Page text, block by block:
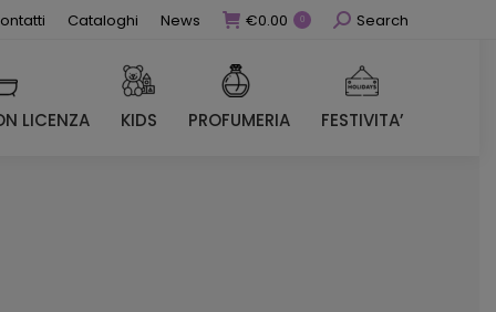
Cataloghi News €0.00 0 CercaSearch
LICENZA KIDS PROFUMERIA FESTIVITA’
LICENZA KIDS PROFUMERIA FESTIVITA’